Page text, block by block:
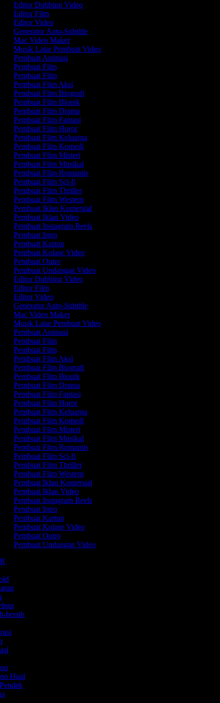
Editor Dubbing Video
Editor Film
Editor Video
Generator Auto-Subtitle
Mac Video Maker
Musik Latar Pembuat Video
Pembuat Animasi
Pembuat Film
Pembuat Film
Pembuat Film Aksi
Pembuat Film Biografi
Pembuat Film Biopik
Pembuat Film Drama
Pembuat Film Fantasi
Pembuat Film Horor
Pembuat Film Keluarga
Pembuat Film Komedi
Pembuat Film Misteri
Pembuat Film Musikal
Pembuat Film Romantis
Pembuat Film Sci-fi
Pembuat Film Thriller
Pembuat Film Western
Pembuat Iklan Komersial
Pembuat Iklan Video
Pembuat Instagram Reels
Pembuat Intro
Pembuat Kartun
Pembuat Kolase Video
Pembuat Outro
Pembuat Undangan Video
Editor Dubbing Video
Editor Film
Editor Video
Generator Auto-Subtitle
Mac Video Maker
Musik Latar Pembuat Video
Pembuat Animasi
Pembuat Film
Pembuat Film
Pembuat Film Aksi
Pembuat Film Biografi
Pembuat Film Biopik
Pembuat Film Drama
Pembuat Film Fantasi
Pembuat Film Horor
Pembuat Film Keluarga
Pembuat Film Komedi
Pembuat Film Misteri
Pembuat Film Musikal
Pembuat Film Romantis
Pembuat Film Sci-fi
Pembuat Film Thriller
Pembuat Film Western
Pembuat Iklan Komersial
Pembuat Iklan Video
Pembuat Instagram Reels
Pembuat Intro
Pembuat Kartun
Pembuat Kolase Video
Pembuat Outro
Pembuat Undangan Video
bersih
Haul